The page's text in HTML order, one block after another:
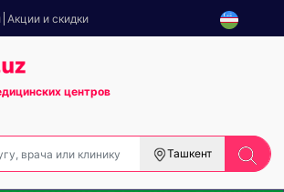
Акции и скидки
центров
Ташкент